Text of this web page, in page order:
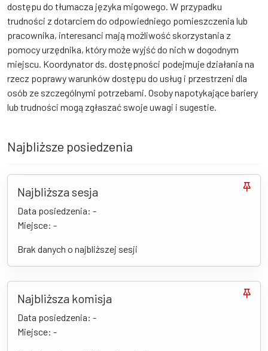
dostępu do tłumacza języka migowego. W przypadku
trudności z dotarciem do odpowiedniego pomieszczenia lub
pracownika, interesanci mają możliwość skorzystania z
pomocy urzędnika, który może wyjść do nich w dogodnym
miejscu. Koordynator ds. dostępności podejmuje działania na
rzecz poprawy warunków dostępu do usług i przestrzeni dla
osób ze szczególnymi potrzebami. Osoby napotykające bariery
lub trudności mogą zgłaszać swoje uwagi i sugestie.
Najbliższe posiedzenia
Najbliższa sesja
Data posiedzenia: -
Miejsce: -
Brak danych o najbliższej sesji
Najbliższa komisja
Data posiedzenia: -
Miejsce: -